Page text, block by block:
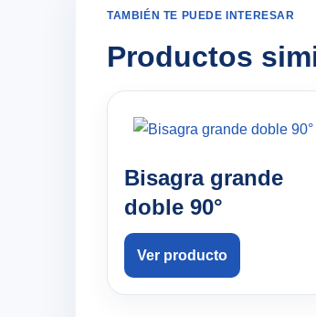
TAMBIÉN TE PUEDE INTERESAR
Productos
Bisagra grande
doble 90°
Ver producto